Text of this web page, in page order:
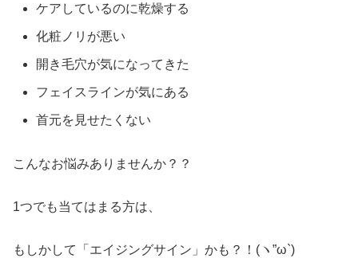
ケアしているのに乾燥する
化粧ノリが悪い
開き毛穴が気になってきた
フェイスラインが気にある
首元を見せたくない
こんなお悩みありませんか？？
1つでも当てはまる方は、
もしかして「エイジングサイン」かも？！(ヽ”ω`)